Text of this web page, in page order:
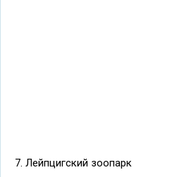
7. Лейпцигский зоопарк